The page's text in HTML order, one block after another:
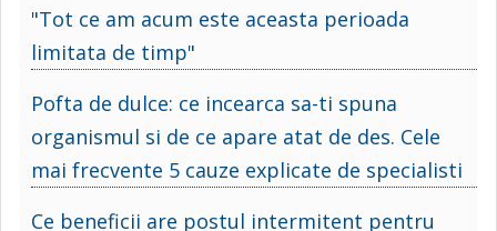
"Tot ce am acum este aceasta perioada
limitata de timp"
Pofta de dulce: ce incearca sa-ti spuna
organismul si de ce apare atat de des. Cele
mai frecvente 5 cauze explicate de specialisti
Ce beneficii are postul intermitent pentru